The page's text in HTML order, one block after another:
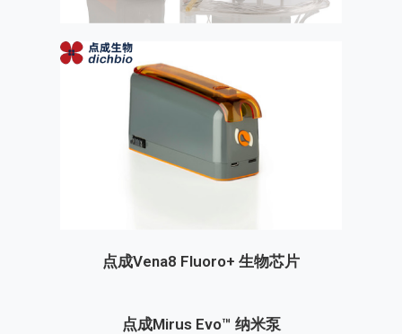
点成Vena8 Fluoro+ 生物芯片
点成Mirus Evo™ 纳米泵